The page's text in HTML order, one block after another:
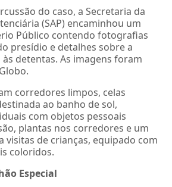
do caso, a Secretaria da
(SAP) encaminhou um
Público contendo fotografias
presídio e detalhes sobre a
detentas. As imagens foram
corredores limpos, celas
ao banho de sol,
com objetos pessoais
plantas nos corredores e um
visitas de crianças, equipado com
coloridos.
Especial